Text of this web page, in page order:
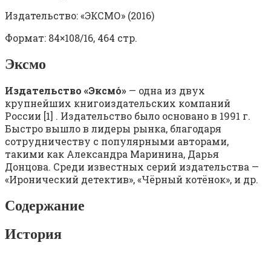
Издательство: «ЭКСМО» (2016)
Формат: 84×108/16, 464 стр.
Эксмо
Издательство «Эксмо́» — одна из двух
крупнейших книгоиздательских компаний
России [1] . Издательство было основано в 1991 г.
Быстро вышло в лидеры рынка, благодаря
сотрудничеству с популярными авторами,
такими как Александра Маринина, Дарья
Донцова. Среди известных серий издательства —
«Иронический детектив», «Чёрный котёнок», и др.
Содержание
История